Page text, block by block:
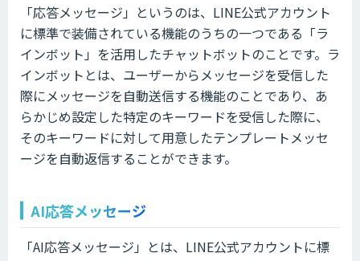
「応答メッセージ」というのは、LINE公式アカウント
に標準で装備されている機能のうちの一つである「ラ
インボット」を活用したチャットボットのことです。ラ
インボットとは、ユーザーからメッセージを受信した
際にメッセージを自動送信する機能のことであり、あ
らかじめ設定した特定のキーワードを受信した際に、
そのキーワードに対して用意したテンプレートメッセ
ージを自動返信することができます。
AI応答メッセージ
「AI応答メッセージ」とは、LINE公式アカウントに標